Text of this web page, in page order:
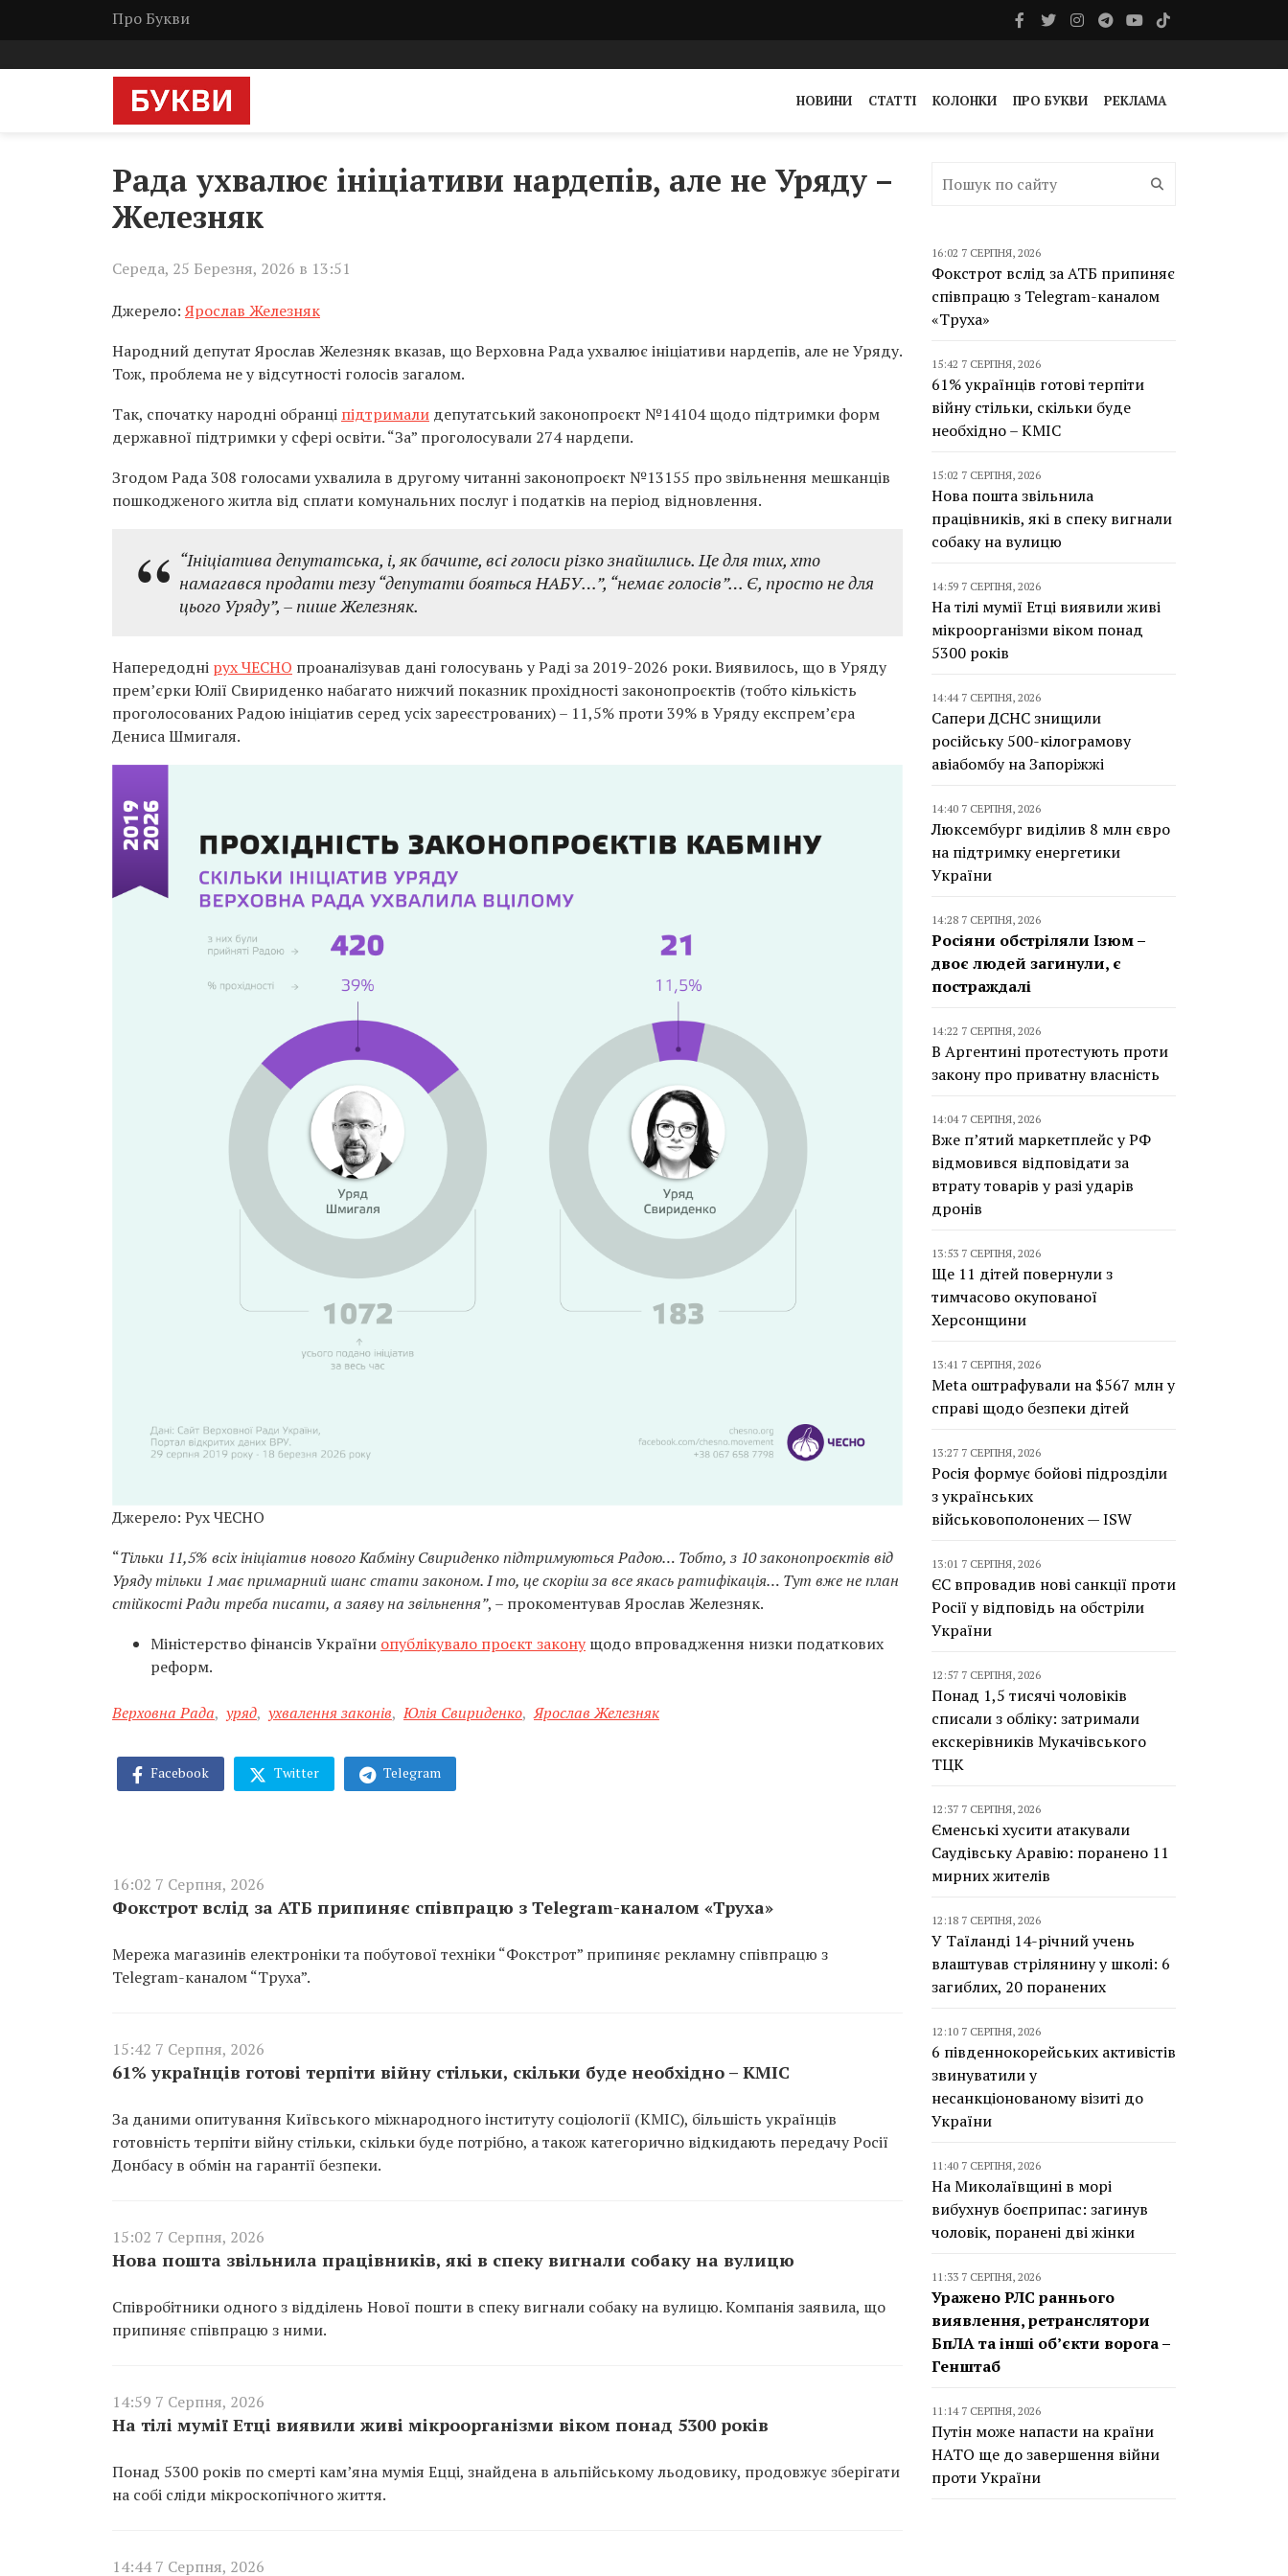
Про Букви
НОВИНИ СТАТТІ КОЛОНКИ ПРО БУКВИ РЕКЛАМА
Рада ухвалює ініціативи нардепів, але не Уряду –
Железняк
Середа, 25 Березня, 2026 в 13:51
Джерело:Ярослав Железняк
Народний депутат Ярослав Железняк вказав, що Верховна Рада ухвалює ініціативи нардепів, але не Уряду.
Тож, проблема не у відсутності голосів загалом.
Так, спочатку народні обранці підтримали депутатський законопроєкт №14104 щодо підтримки форм
державної підтримки у сфері освіти. “За” проголосували 274 нардепи.
Згодом Рада 308 голосами ухвалила в другому читанні законопроєкт №13155 про звільнення мешканців
пошкодженого житла від сплати комунальних послуг і податків на період відновлення.
“Ініціатива депутатська, і, як бачите, всі голоси різко знайшлись. Це для тих, хто
намагався продати тезу “депутати бояться НАБУ…”, “немає голосів”… Є, просто не для
цього Уряду”, – пише Железняк.
Напередодні рух ЧЕСНО проаналізував дані голосувань у Раді за 2019-2026 роки. Виявилось, що в Уряду
прем’єрки Юлії Свириденко набагато нижчий показник прохідності законопроєктів (тобто кількість
проголосованих Радою ініціатив серед усіх зареєстрованих) – 11,5% проти 39% в Уряду експрем’єра
Дениса Шмигаля.
Джерело: Рух ЧЕСНО
“Тільки 11,5% всіх ініціатив нового Кабміну Свириденко підтримуються Радою… Тобто, з 10 законопроєктів від
Уряду тільки 1 має примарний шанс стати законом. І то, це скоріш за все якась ратифікація… Тут вже не план
стійкості Ради треба писати, а заяву на звільнення”, – прокоментував Ярослав Железняк.
Міністерство фінансів України опублікувало проєкт закону щодо впровадження низки податкових
реформ.
Верховна Рада, уряд, ухвалення законів, Юлія Свириденко, Ярослав Железняк
Facebook Twitter Telegram
16:02 7 Серпня, 2026
Фокстрот вслід за АТБ припиняє співпрацю з Telegram-каналом «Труха»
Мережа магазинів електроніки та побутової техніки “Фокстрот” припиняє рекламну співпрацю з
Telegram-каналом “Труха”.
15:42 7 Серпня, 2026
61% українців готові терпіти війну стільки, скільки буде необхідно – КМІС
За даними опитування Київського міжнародного інституту соціології (КМІС), більшість українців
готовність терпіти війну стільки, скільки буде потрібно, а також категорично відкидають передачу Росії
Донбасу в обмін на гарантії безпеки.
15:02 7 Серпня, 2026
Нова пошта звільнила працівників, які в спеку вигнали собаку на вулицю
Співробітники одного з відділень Нової пошти в спеку вигнали собаку на вулицю. Компанія заявила, що
припиняє співпрацю з ними.
14:59 7 Серпня, 2026
На тілі мумії Етці виявили живі мікроорганізми віком понад 5300 років
Понад 5300 років по смерті кам’яна мумія Ецці, знайдена в альпійському льодовику, продовжує зберігати
на собі сліди мікроскопічного життя.
14:44 7 Серпня, 2026
16:02 7 СЕРПНЯ, 2026
Фокстрот вслід за АТБ припиняє
співпрацю з Telegram-каналом
«Труха»
15:42 7 СЕРПНЯ, 2026
61% українців готові терпіти
війну стільки, скільки буде
необхідно – КМІС
15:02 7 СЕРПНЯ, 2026
Нова пошта звільнила
працівників, які в спеку вигнали
собаку на вулицю
14:59 7 СЕРПНЯ, 2026
На тілі мумії Етці виявили живі
мікроорганізми віком понад
5300 років
14:44 7 СЕРПНЯ, 2026
Сапери ДСНС знищили
російську 500-кілограмову
авіабомбу на Запоріжжі
14:40 7 СЕРПНЯ, 2026
Люксембург виділив 8 млн євро
на підтримку енергетики
України
14:28 7 СЕРПНЯ, 2026
Росіяни обстріляли Ізюм –
двоє людей загинули, є
постраждалі
14:22 7 СЕРПНЯ, 2026
В Аргентині протестують проти
закону про приватну власність
14:04 7 СЕРПНЯ, 2026
Вже п’ятий маркетплейс у РФ
відмовився відповідати за
втрату товарів у разі ударів
дронів
13:53 7 СЕРПНЯ, 2026
Ще 11 дітей повернули з
тимчасово окупованої
Херсонщини
13:41 7 СЕРПНЯ, 2026
Meta оштрафували на $567 млн у
справі щодо безпеки дітей
13:27 7 СЕРПНЯ, 2026
Росія формує бойові підрозділи
з українських
військовополонених — ISW
13:01 7 СЕРПНЯ, 2026
ЄС впровадив нові санкції проти
Росії у відповідь на обстріли
України
12:57 7 СЕРПНЯ, 2026
Понад 1,5 тисячі чоловіків
списали з обліку: затримали
екскерівників Мукачівського
ТЦК
12:37 7 СЕРПНЯ, 2026
Єменські хусити атакували
Саудівську Аравію: поранено 11
мирних жителів
12:18 7 СЕРПНЯ, 2026
У Таїланді 14-річний учень
влаштував стрілянину у школі: 6
загиблих, 20 поранених
12:10 7 СЕРПНЯ, 2026
6 південнокорейських активістів
звинуватили у
несанкціонованому візиті до
України
11:40 7 СЕРПНЯ, 2026
На Миколаївщині в морі
вибухнув боєприпас: загинув
чоловік, поранені дві жінки
11:33 7 СЕРПНЯ, 2026
Уражено РЛС раннього
виявлення, ретранслятори
БпЛА та інші об’єкти ворога –
Генштаб
11:14 7 СЕРПНЯ, 2026
Путін може напасти на країни
НАТО ще до завершення війни
проти України